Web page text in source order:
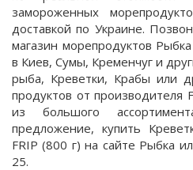
замороженных
доставкой по Украине.
магазин морепродуктов
в Киев, Сумы, Кременчуг и
рыба, Креветки, Крабы или
продуктов от производителя
из большого
предложение, купить
FRIP (800 г) на сайте Рыбка
25.